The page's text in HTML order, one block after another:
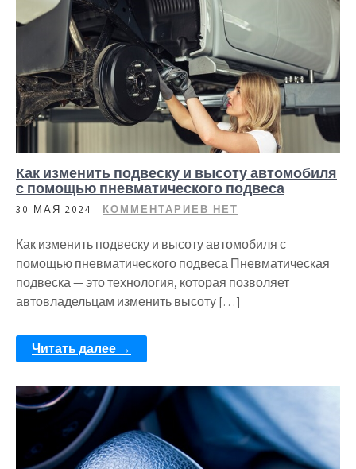
Как изменить подвеску и высоту автомобиля
с помощью пневматического подвеса
30 МАЯ 2024 КОММЕНТАРИЕВ НЕТ
Как изменить подвеску и высоту автомобиля с
помощью пневматического подвеса Пневматическая
подвеска — это технология, которая позволяет
автовладельцам изменить высоту […]
Читать далее →